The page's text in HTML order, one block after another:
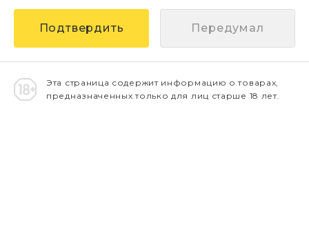
Передумал
Эта страница содержит информацию о товарах,
предназначенных только для лиц старше 18 лет.